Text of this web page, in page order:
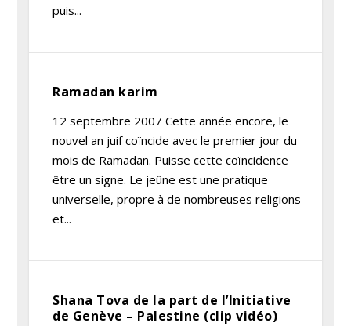
puis...
Ramadan karim
12 septembre 2007 Cette année encore, le
nouvel an juif coïncide avec le premier jour du
mois de Ramadan. Puisse cette coïncidence
être un signe. Le jeûne est une pratique
universelle, propre à de nombreuses religions
et...
Shana Tova de la part de l’Initiative
de Genève – Palestine (clip vidéo)